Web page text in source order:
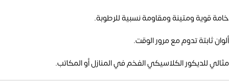
خامة قوية ومتينة ومقاومة نسبية للرطوبة.
ألوان ثابتة تدوم مع مرور الوقت.
مثالي للديكور الكلاسيكي الفخم في المنازل أو المكاتب.